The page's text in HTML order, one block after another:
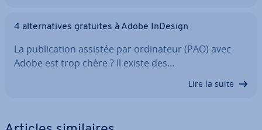
4 al­ter­na­tives gratuites à Adobe InDesign
La pu­bli­ca­tion assistée par or­di­na­teur (PAO) avec
Adobe est trop chère ? Il existe des…
Lire la suite